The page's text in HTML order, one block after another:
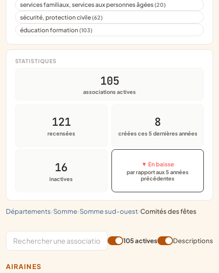
départements/ somme/ somme sud-ouest/ comités des fêtes
services familiaux, services aux personnes âgées(20)
sécurité, protection civile(62)
éducation formation(103)
STATISTIQUES
105
associations actives
121
recensées
8
créées ces 5 dernières années
16
inactives
▼ En baisse
par rapport aux 5 années
précédentes
105 actives Descriptions
AIRAINES